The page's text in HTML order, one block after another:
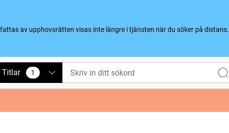
av upphovsrätten visas inte längre i tjänsten när du söker på distans.
Titlar 1
vald